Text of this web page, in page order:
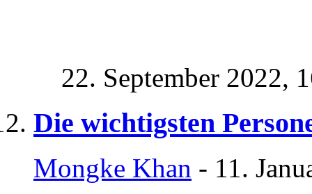
22. September 2022,
Die wichtigsten
Mongke Khan - 11.